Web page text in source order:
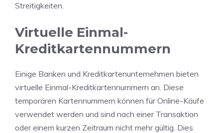
Streitigkeiten.
Virtuelle Einmal-
Kreditkartennummern
Einige Banken und Kreditkartenunternehmen bieten
virtuelle Einmal-Kreditkartennummern an. Diese
temporären Kartennummern können für Online-Käufe
verwendet werden und sind nach einer Transaktion
oder einem kurzen Zeitraum nicht mehr gültig. Dies